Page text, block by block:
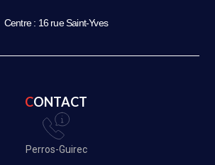
Centre : 16 rue Saint-Yves
CONTACT
Perros-Guirec